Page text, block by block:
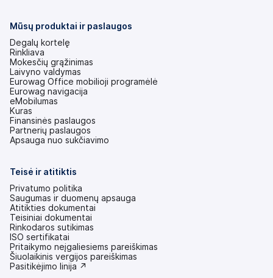
Mūsų produktai ir paslaugos
Degalų kortelę
Rinkliava
Mokesčių grąžinimas
Laivyno valdymas
Eurowag Office mobilioji programėlė
Eurowag navigacija
eMobilumas
Kuras
Finansinės paslaugos
Partnerių paslaugos
Apsauga nuo sukčiavimo
Teisė ir atitiktis
Privatumo politika
Saugumas ir duomenų apsauga
Atitikties dokumentai
Teisiniai dokumentai
Rinkodaros sutikimas
ISO sertifikatai
Pritaikymo neįgaliesiems pareiškimas
(atsidaro
naujame
Šiuolaikinis vergijos pareiškimas
(atsidaro
Pasitikėjimo linija ↗